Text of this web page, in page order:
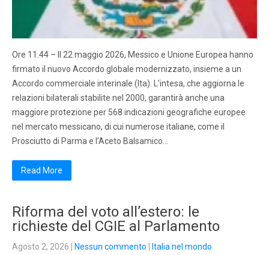
Ore 11.44 – Il 22 maggio 2026, Messico e Unione Europea hanno
firmato il nuovo Accordo globale modernizzato, insieme a un
Accordo commerciale interinale (Ita). L’intesa, che aggiorna le
relazioni bilaterali stabilite nel 2000, garantirà anche una
maggiore protezione per 568 indicazioni geografiche europee
nel mercato messicano, di cui numerose italiane, come il
Prosciutto di Parma e l’Aceto Balsamico…
Read More
Riforma del voto all’estero: le
richieste del CGIE al Parlamento
Agosto 2, 2026 Nessun commento Italia nel mondo